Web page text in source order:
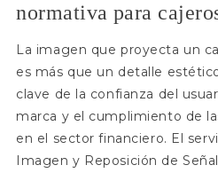
normativa para
La imagen que proyecta un
es más que un detalle
clave de la confianza del
marca y el cumplimiento de
en el sector financiero. El
Imagen y Reposición de